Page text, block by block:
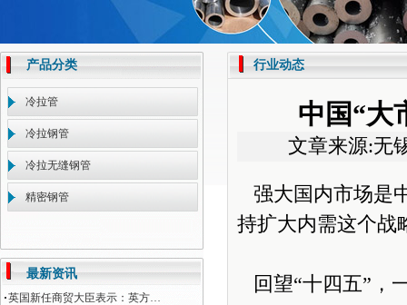
产品分类
冷拉管
冷拉钢管
冷拉无缝钢管
精密钢管
最新资讯
英国新任商贸大臣表示：英方…
行业动态
中国“大
文章来源:无
强大国内市场是
持扩大内需这个战
回望“十四五”，